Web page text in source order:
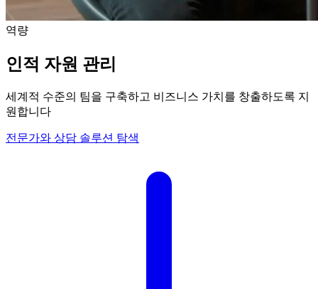
역량
인적 자원 관리
세계적 수준의 팀을 구축하고 비즈니스 가치를 창출하도록 지
원합니다
전문가와 상담 솔루션 탐색